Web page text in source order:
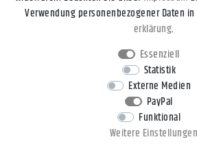
* Alle Preise inkl. gesetzl. Mehrwertsteuer
nicht anders
** Gilt für DHL-Paket Standardlieferungen
Lieferzeiten für andere Länder und
Verwendung personenbezogener Daten
erklärung.
Essenziell
Statistik
Externe Medien
PayPal
Funktional
Weitere Einstellungen